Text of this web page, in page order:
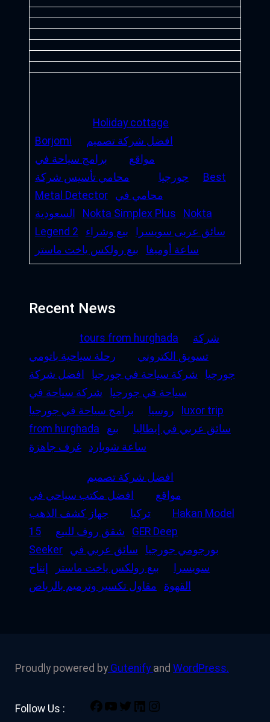
Holiday cottage
Borjomi
افضل شركة تصميم
مواقع
برامج سياحة في
جورجيا
محامي تأسيس شركة
Best
Metal Detector
محامي في
السعودية
Nokta Simplex Plus
Nokta
Legend 2
سائق عربى سويسرا
بيع وشراء
ساعة أوميغا
بيع رولكس ياخت ماستر
Recent News
tours from hurghada
شركة
تسويق الكتروني
رحلة سياحية باتومي
جورجيا
شركة سياحة في جورجيا
افضل شركة
سياحة في جورجيا
شركة سياحة في
روسيا
برامج سياحة في جورجيا
luxor trip
from hurghada
سائق عربي في إيطاليا
بيع
ساعة شوبارد
غرف جاهزة
افضل شركة تصميم
مواقع
افضل مكتب سياحي في
تركيا
جهاز كشف الذهب
Hakan Model
15
شقق روف للبيع
GER Deep
Seeker
بورجومي جورجيا
سائق عربي في
سويسرا
بيع رولكس ياخت ماستر
إنتاج
القهوة
مقاول تكسير وترميم بالرياض
Proudly powered byGutenify and WordPress.
Follow Us : Facebook
YouTube
TwitterLinkedIn